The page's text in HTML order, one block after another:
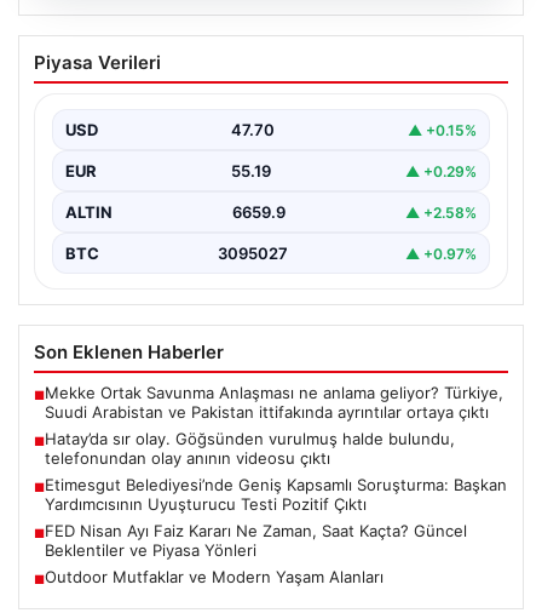
06.08.2026
Hatay’da sır olay. Göğsünden vurulmuş
halde bulundu, telefonundan olay anının
{"title": "Hatay’da Gizemli Olay: Göğsünden Yaralanan
Piyasa Verileri
USD 47.70 ▲ +0.15%
EUR 55.19 ▲ +0.29%
ALTIN 6659.9 ▲ +2.58%
BTC 3095027 ▲ +0.97%
Son Eklenen Haberler
■Mekke Ortak Savunma Anlaşması ne anlama geliyor? Türkiye,
Suudi Arabistan ve Pakistan ittifakında ayrıntılar ortaya çıktı
■Hatay’da sır olay. Göğsünden vurulmuş halde bulundu,
telefonundan olay anının videosu çıktı
■Etimesgut Belediyesi’nde Geniş Kapsamlı Soruşturma: Başkan
Yardımcısının Uyuşturucu Testi Pozitif Çıktı
■FED Nisan Ayı Faiz Kararı Ne Zaman, Saat Kaçta? Güncel
Beklentiler ve Piyasa Yönleri
■Outdoor Mutfaklar ve Modern Yaşam Alanları